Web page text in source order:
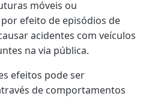
móveis ou
efeito de episódios de
acidentes com veículos
na via pública.
efeitos pode ser
de comportamentos